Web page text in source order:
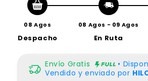
08 Agos
Despacho
08 Agos - 09 Agos
En Ruta
Envío Gratis
•
Vendido y enviado por